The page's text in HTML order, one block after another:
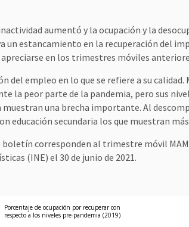
aumentó y la ocupación y la
un estancamiento en la recuperación del
en los trimestres móviles
del empleo en lo que se refiere a su calidad.
la peor parte de la pandemia, pero sus
muestran una brecha importante. Al
educación secundaria los que muestran
boletín corresponden al trimestre móvil
(INE) el 30 de junio de 2021.
Porcentaje de ocupación por recuperar con
respecto a los niveles pre-pandemia (2019)